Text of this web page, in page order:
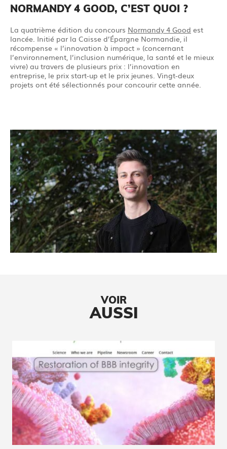
NORMANDY 4 GOOD, C’EST QUOI ?
La quatrième édition du concours Normandy 4 Good est
lancée. Initié par la Caisse d’Épargne Normandie, il
récompense « l’innovation à impact » (concernant
l’environnement, l’inclusion numérique, la santé et le mieux
vivre) au travers de plusieurs prix : l’innovation en
entreprise, le prix start-up et le prix jeunes. Vingt-deux
projets ont été sélectionnés pour concourir cette année.
VOIR
AUSSI